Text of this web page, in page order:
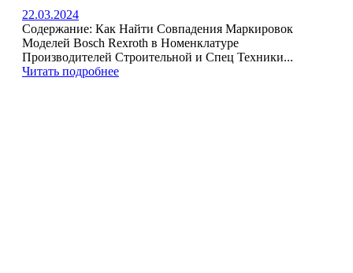
22.03.2024
Содержание: Как Найти Совпадения Маркировок
Моделей Bosch Rexroth в Номенклатуре
Производителей Строительной и Спец Техники...
Читать подробнее